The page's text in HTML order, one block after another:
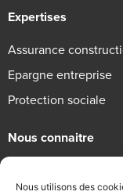
Nous utilisons des
Expertises
Assurance
Epargne entreprise
Protection sociale
Nous connaitre